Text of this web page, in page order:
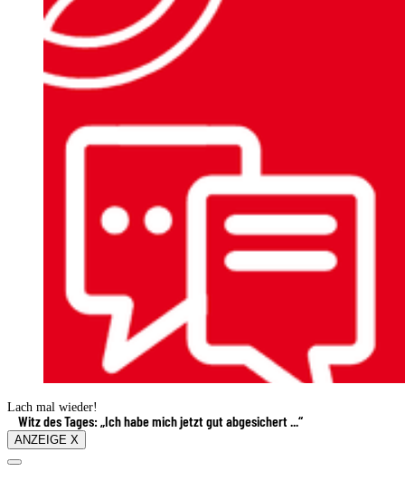
Lach mal wieder!
Witz des Tages: „Ich habe mich jetzt gut abgesichert ...“
ANZEIGE X